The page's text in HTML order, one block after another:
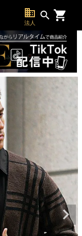
business
法人
search